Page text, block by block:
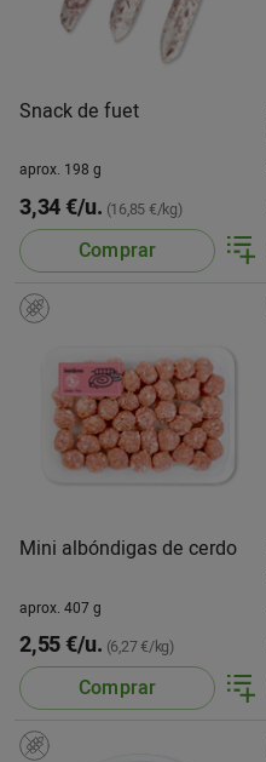
Snack de fuet
aprox. 198 g
3,34 €/u. (16,85 €/kg)
Comprar
Mini albóndigas de cerdo
aprox. 407 g
2,55 €/u. (6,27 €/kg)
Comprar